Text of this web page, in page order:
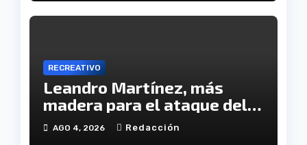
RECREATIVO
Leandro Martínez, más
madera para el ataque del
Decano
AGO 4, 2026 Redacción